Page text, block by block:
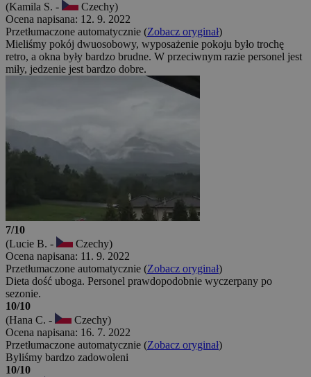
(Kamila S. -
Czechy)
Ocena napisana: 12. 9. 2022
Przetłumaczone automatycznie (Zobacz oryginał)
Mieliśmy pokój dwuosobowy, wyposażenie pokoju było trochę
retro, a okna były bardzo brudne. W przeciwnym razie personel jest
miły, jedzenie jest bardzo dobre.
7/10
(Lucie B. -
Czechy)
Ocena napisana: 11. 9. 2022
Przetłumaczone automatycznie (Zobacz oryginał)
Dieta dość uboga. Personel prawdopodobnie wyczerpany po
sezonie.
10/10
(Hana C. -
Czechy)
Ocena napisana: 16. 7. 2022
Przetłumaczone automatycznie (Zobacz oryginał)
Byliśmy bardzo zadowoleni
10/10